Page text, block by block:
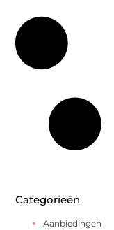
Categorieën
Aanbiedingen